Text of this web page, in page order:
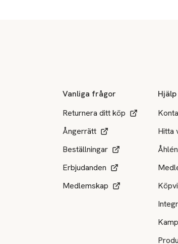
Vanliga frågor
Returnera ditt köp
Ångerrätt
Beställningar
Erbjudanden
Medlemskap
Hitta